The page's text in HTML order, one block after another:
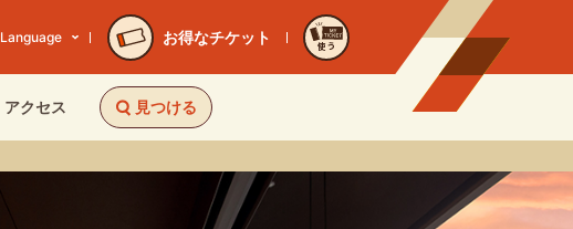
Language お得なチケット
使う
アクセス 見つける